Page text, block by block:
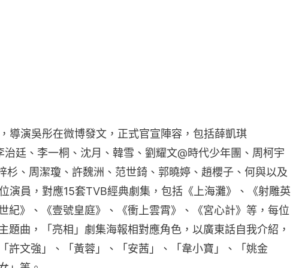
導演吳彤在微博發文，正式官宣陣容，包括薛凱琪
治廷、李一桐、沈月、韓雪、劉耀文@時代少年團、周柯宇
杉、周潔瓊、許魏洲、范世錡、郭曉婷、趙櫻子、何與以及
演員，對應15套TVB經典劇集，包括《上海灘》、《射雕英
紀》、《壹號皇庭》、《衝上雲霄》、《宮心計》等，每位
題曲，「亮相」劇集海報相對應角色，以廣東話自我介紹，
許文強」、「黃蓉」、「安茜」、「韋小寶」、「姚金